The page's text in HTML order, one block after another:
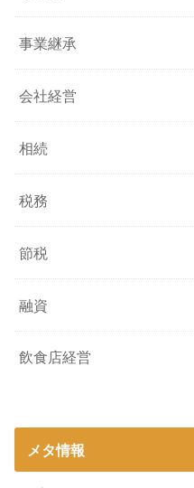
事業継承
会社経営
相続
税務
節税
融資
飲食店経営
メタ情報